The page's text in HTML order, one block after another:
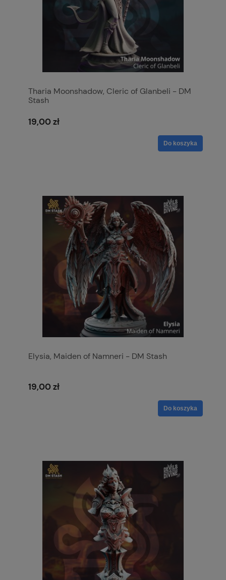
Tharia Moonshadow, Cleric of Glanbeli - DM
Stash
19,00 zł
Do koszyka
Elysia, Maiden of Namneri - DM Stash
19,00 zł
Do koszyka